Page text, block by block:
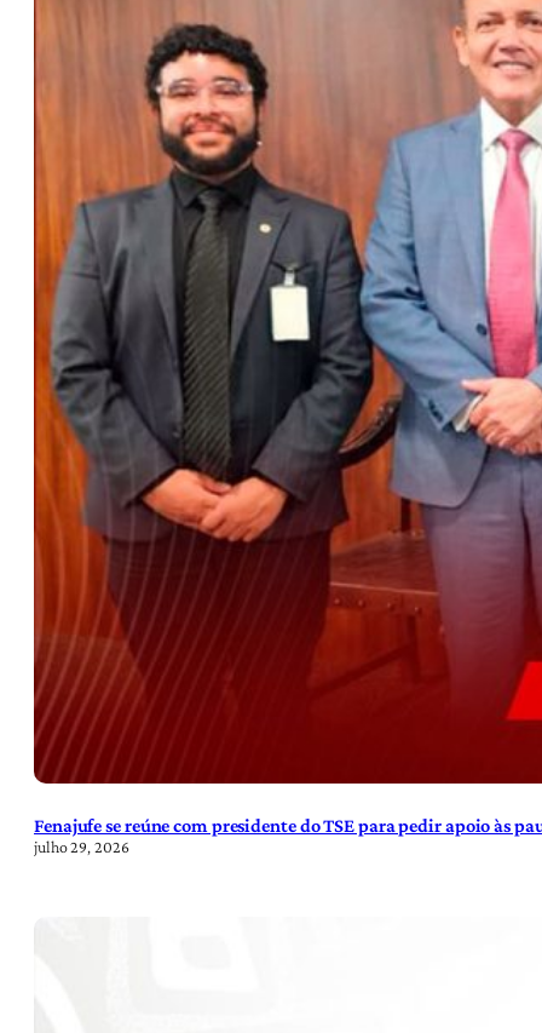
Fenajufe se reúne com presidente do TSE para pedir apoio às
julho 29, 2026